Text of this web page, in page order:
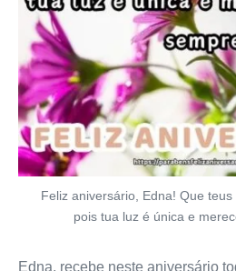
Feliz aniversário, Edna! Que
pois tua luz é única e
Edna, recebe neste aniversário